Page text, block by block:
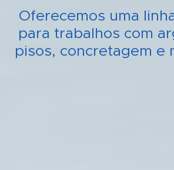
Oferecemos uma
para trabalhos com
pisos, concretagem e